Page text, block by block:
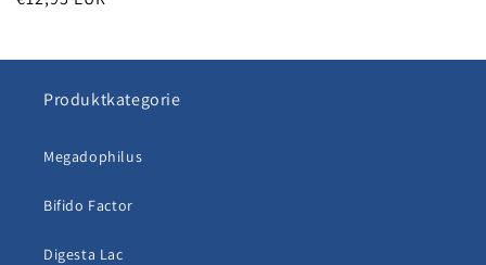
Produktkategorie
Megadophilus
Bifido Factor
Digesta Lac